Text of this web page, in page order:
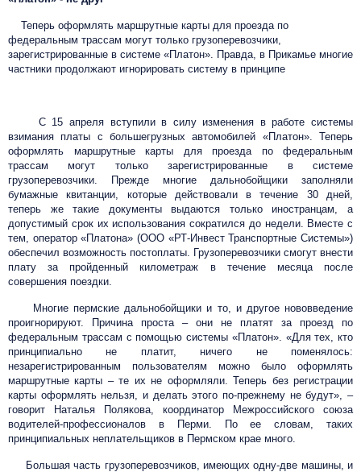
Теперь оформлять маршрутные карты для проезда по
федеральным трассам могут только грузоперевозчики,
зарегистрированные в системе «Платон». Правда, в Прикамье многие
частники продолжают игнорировать систему в принципе
С 15 апреля вступили в силу изменения в работе системы
взимания платы с большегрузных автомобилей «Платон». Теперь
оформлять маршрутные карты для проезда по федеральным
трассам могут только зарегистрированные в системе
грузоперевозчики. Прежде многие дальнобойщики заполняли
бумажные квитанции, которые действовали в течение 30 дней,
теперь же такие документы выдаются только иностранцам, а
допустимый срок их использования сократился до недели. Вместе с
тем, оператор «Платона» (ООО «РТ-Инвест Транспортные Системы»)
обеспечил возможность постоплаты. Грузоперевозчики смогут внести
плату за пройденный километраж в течение месяца после
совершения поездки.
Многие пермские дальнобойщики и то, и другое нововведение
проигнорируют. Причина проста – они не платят за проезд по
федеральным трассам с помощью системы «Платон». «Для тех, кто
принципиально не платит, ничего не поменялось:
незарегистрированным пользователям можно было оформлять
маршрутные карты – те их не оформляли. Теперь без регистрации
карты оформлять нельзя, и делать этого по-прежнему не будут», –
говорит Наталья Полякова, координатор Межроссийского союза
водителей-профессионалов в Перми. По ее словам, таких
принципиальных неплательщиков в Пермском крае много.
Большая часть грузоперевозчиков, имеющих одну-две машины, и